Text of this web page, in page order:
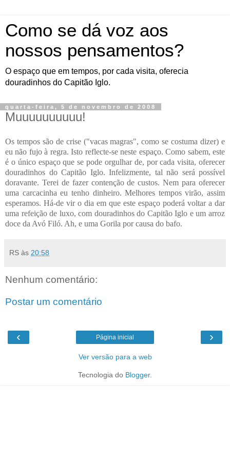
Como se dá voz aos
nossos pensamentos?
O espaço que em tempos, por cada visita, oferecia
douradinhos do Capitão Iglo.
quarta-feira, 5 de novembro de 2008
Muuuuuuuuuu!
Os tempos são de crise ("vacas magras", como se costuma dizer) e
eu não fujo à regra. Isto reflecte-se neste espaço. Como sabem, este
é o único espaço que se pode orgulhar de, por cada visita, oferecer
douradinhos do Capitão Iglo. Infelizmente, tal não será possível
doravante. Terei de fazer contenção de custos. Nem para oferecer
uma carcacinha eu tenho dinheiro. Melhores tempos virão, assim
esperamos. Há-de vir o dia em que este espaço poderá voltar a dar
uma refeição de luxo, com douradinhos do Capitão Iglo e um arroz
doce da Avó Filó. Ah, e uma Gorila por causa do bafo.
RS às 20:58
Nenhum comentário:
Postar um comentário
‹ ›
Página inicial
Ver versão para a web
Tecnologia do Blogger.